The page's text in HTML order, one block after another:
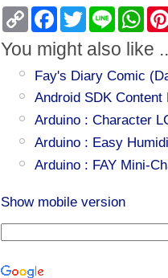
Copy
Link
Facebook
TwitterLine
You might also like
Fay's Diary Comic
Android SDK
Arduino : Character
Arduino : Easy
Arduino : FAY Mini-
Show mobile version